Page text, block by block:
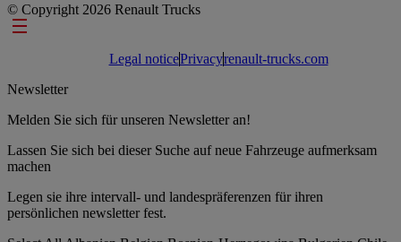
© Copyright 2026 Renault Trucks
Footer links
Legal noticePrivacyrenault-trucks.com
Newsletter
Melden Sie sich für unseren Newsletter an!
Lassen Sie sich bei dieser Suche auf neue Fahrzeuge aufmerksam
machen
Legen sie ihre intervall- und landespräferenzen für ihren
persönlichen newsletter fest.